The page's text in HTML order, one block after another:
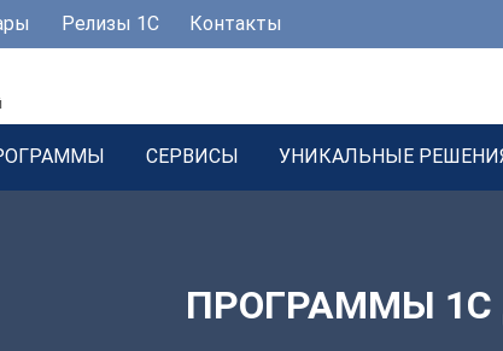
Релизы 1С Контакты
СЕРВИСЫ УНИКАЛЬНЫЕ
ПРОГРАММЫ